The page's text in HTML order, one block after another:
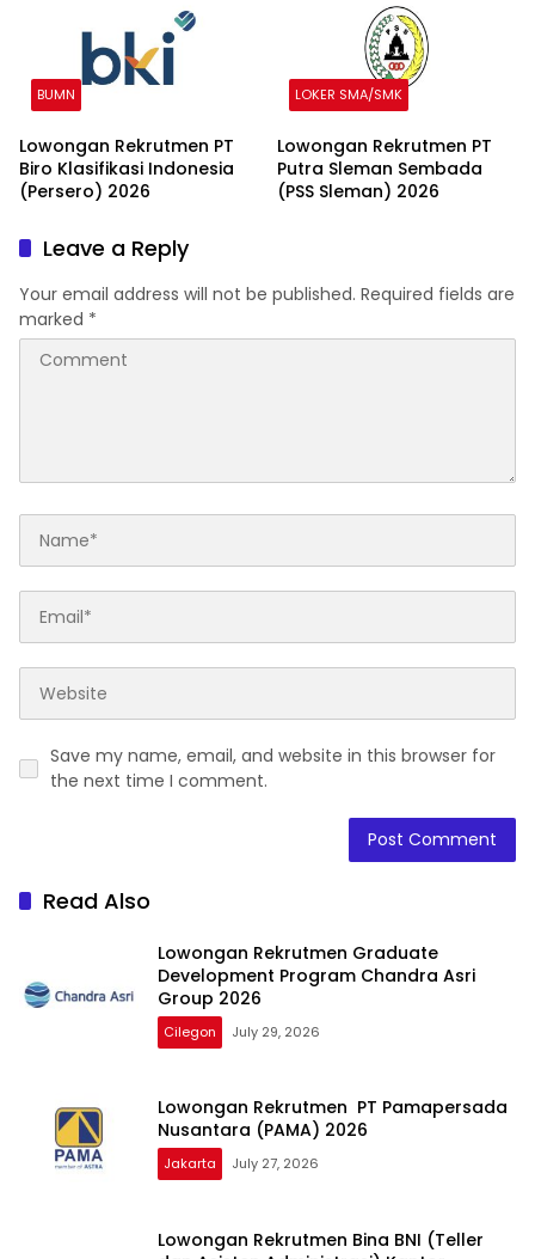
BUMN
Lowongan Rekrutmen PT
Biro Klasifikasi Indonesia
(Persero) 2026
LOKER SMA/SMK
Lowongan Rekrutmen PT
Putra Sleman Sembada
(PSS Sleman) 2026
Leave a Reply
Your email address will not be published. Required fields are
marked *
Save my name, email, and website in this browser for
the next time I comment.
Read Also
Lowongan Rekrutmen Graduate
Development Program Chandra Asri
Group 2026
Cilegon July 29, 2026
Lowongan Rekrutmen PT Pamapersada
Nusantara (PAMA) 2026
Jakarta July 27, 2026
Lowongan Rekrutmen Bina BNI (Teller